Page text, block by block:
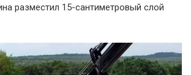
разместил 15-сантиметровый слой